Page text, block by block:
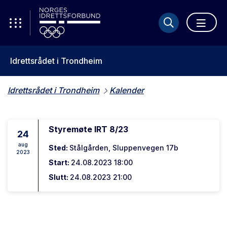
Idrettsrådet i Trondheim
Idrettsrådet i Trondheim Kalender
24
aug
2023
Styremøte IRT 8/23
Sted: Stålgården, Sluppenvegen 17b
Start: 24.08.2023 18:00
Slutt: 24.08.2023 21:00